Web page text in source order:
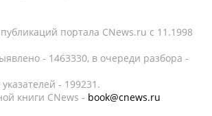
портала CNews.ru c 11.1998
- 1463330, в очереди разбора -
- 199231.
книги CNews - book@cnews.ru